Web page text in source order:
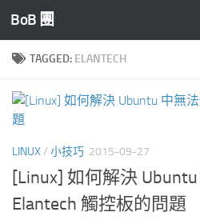
Skip to content
BoB 團
TAGGED: ELANTECH
LINUX/ 小技巧 2015-09-27
[Linux] 如何解決
Elantech 觸控板的問題